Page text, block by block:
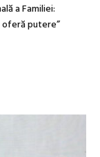
a Familiei:
oferă putere”